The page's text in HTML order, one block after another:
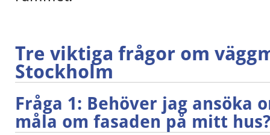
Tre viktiga frågor om
Stockholm
Fråga 1: Behöver jag ansöka
måla om fasaden på mitt hus?